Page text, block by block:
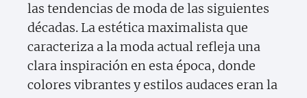
las tendencias de moda de las siguientes
décadas. La estética maximalista que
caracteriza a la moda actual refleja una
clara inspiración en esta época, donde
colores vibrantes y estilos audaces eran la